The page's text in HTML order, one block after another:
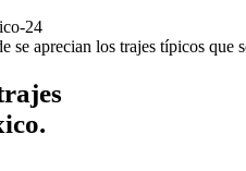
se aprecian los trajes típicos que